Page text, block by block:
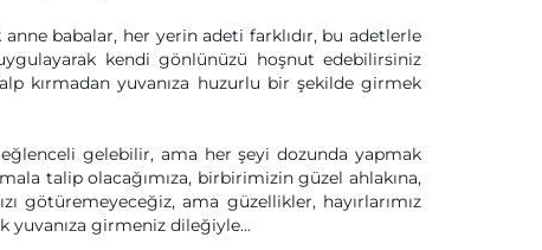
babalar, her yerin adeti farklıdır, bu adetlerle
kendi gönlünüzü hoşnut edebilirsiniz
kırmadan yuvanıza huzurlu bir şekilde girmek
gelebilir, ama her şeyi dozunda yapmak
talip olacağımıza, birbirimizin güzel ahlakına,
götüremeyeceğiz, ama güzellikler, hayırlarımız
yuvanıza girmeniz dileğiyle...